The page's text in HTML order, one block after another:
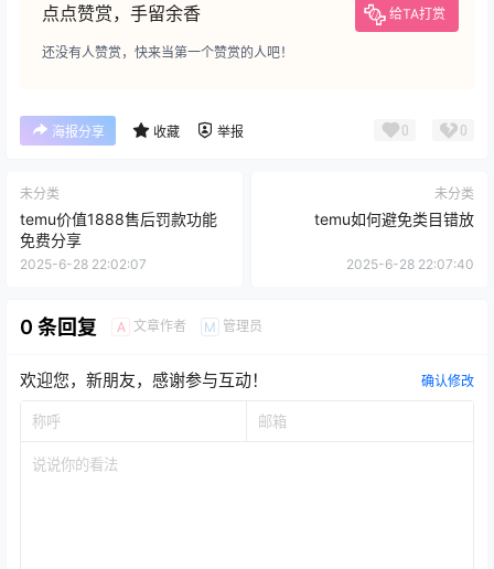
点点赞赏，手留余香 给TA打赏
还没有人赞赏，快来当第一个赞赏的人吧！
海报分享 收藏 举报 0 0
未分类
temu价值1888售后罚款功能
免费分享
2025-6-28 22:02:07
未分类
temu如何避免类目错放
2025-6-28 22:07:40
0 条回复 A 文章作者 M 管理员
欢迎您，新朋友，感谢参与互动！ 确认修改